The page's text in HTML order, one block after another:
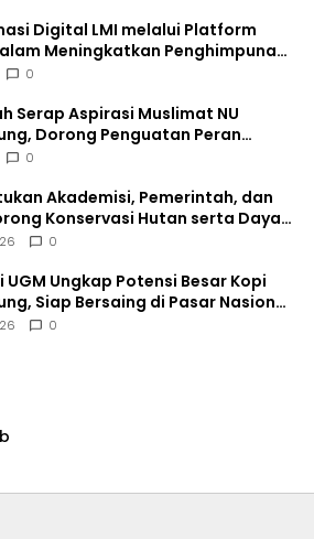
Digital LMI melalui Platform
Meningkatkan Penghimpunan
Islam
0
Serap Aspirasi Muslimat NU
Dorong Penguatan Peran
0
Akademisi, Pemerintah, dan
Konservasi Hutan serta Daya
Tulungagung
0
Ungkap Potensi Besar Kopi
Siap Bersaing di Pasar Nasional
0